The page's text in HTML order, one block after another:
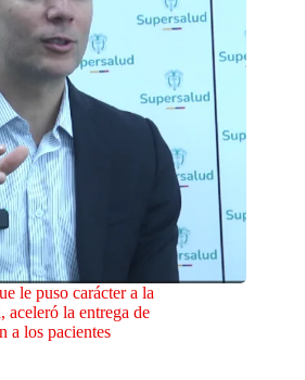
le puso carácter a la
aceleró la entrega de
a los pacientes